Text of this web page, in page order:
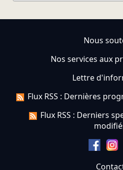
Nous
Nos services aux
Lettre
Flux RSS : Dernières
Flux RSS : Derniers